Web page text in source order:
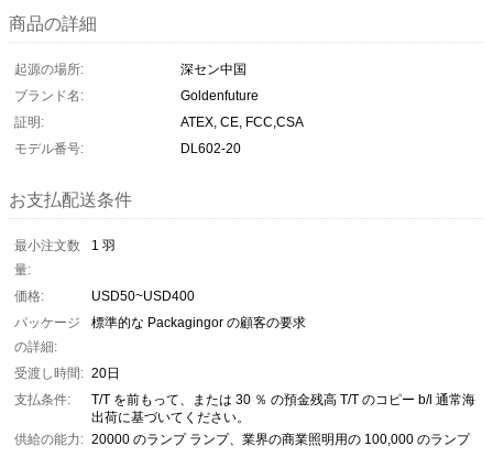
商品の詳細
起源の場所:
深セン中国
ブランド名:
Goldenfuture
証明:
ATEX, CE, FCC,CSA
モデル番号:
DL602-20
お支払配送条件
最小注文数
量:
1 羽
価格:
USD50~USD400
パッケージ
の詳細:
標準的な Packagingor の顧客の要求
受渡し時間: 20日
支払条件:
T/T を前もって、または 30 ％ の預金残高 T/T のコピー b/l 通常海
出荷に基づいてください。
供給の能力: 20000 のランプ ランプ、業界の商業照明用の 100,000 のランプ